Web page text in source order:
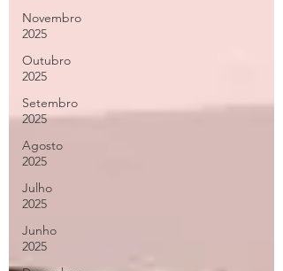
Novembro
2025
Outubro
2025
Setembro
2025
Agosto
2025
Julho
2025
Junho
2025